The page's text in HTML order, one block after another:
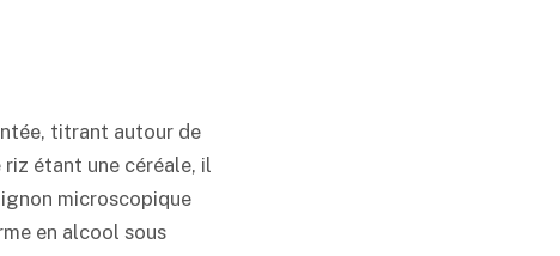
titrant autour de
riz étant une céréale, il
microscopique
en alcool sous